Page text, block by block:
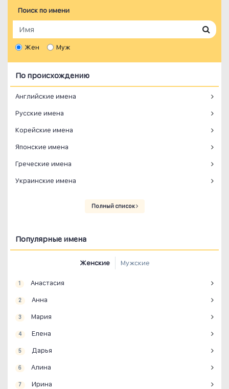
Поиск по имени
Жен Муж
По происхождению
Английские имена
Русские имена
Корейские имена
Японские имена
Греческие имена
Украинские имена
Полный список
Популярные имена
Женские Мужские
1 Анастасия
2 Анна
3 Мария
4 Елена
5 Дарья
6 Алина
7 Ирина